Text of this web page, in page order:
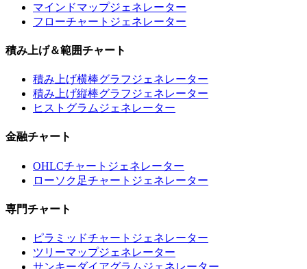
マインドマップジェネレーター
フローチャートジェネレーター
積み上げ＆範囲チャート
積み上げ横棒グラフジェネレーター
積み上げ縦棒グラフジェネレーター
ヒストグラムジェネレーター
金融チャート
OHLCチャートジェネレーター
ローソク足チャートジェネレーター
専門チャート
ピラミッドチャートジェネレーター
ツリーマップジェネレーター